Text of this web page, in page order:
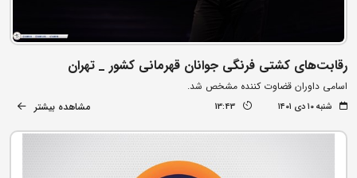
رقابت‌های کشتی فرنگی جوانان قهرمانی کشور _ تهران
اسامی داوران قضاوت کننده مشخص شد.
شنبه ۱۰ دی ۱۴۰۱ 13:43 مشاهده بیشتر